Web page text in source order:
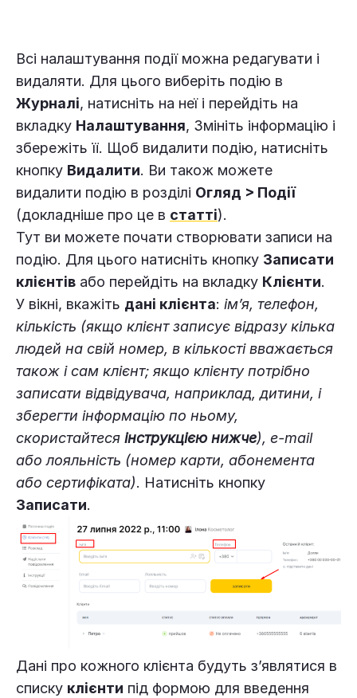
Всі налаштування події можна редагувати і
видаляти. Для цього виберіть подію в
Журналі, натисніть на неї і перейдіть на
вкладку Налаштування, Змініть інформацію і
збережіть її. Щоб видалити подію, натисніть
кнопку Видалити. Ви також можете
видалити подію в розділі Огляд > Події
(докладніше про це в статті).
Тут ви можете почати створювати записи на
подію. Для цього натисніть кнопку Записати
клієнтів або перейдіть на вкладку Клієнти.
У вікні, вкажіть дані клієнта: ім’я, телефон,
кількість (якщо клієнт записує відразу кілька
людей на свій номер, в кількості вважається
також і сам клієнт; якщо клієнту потрібно
записати відвідувача, наприклад, дитини, і
зберегти інформацію по ньому,
скористайтеся інструкцією нижче), e-mail
або лояльність (номер карти, абонемента
або сертифіката). Натисніть кнопку
Записати.
Дані про кожного клієнта будуть з’являтися в
списку клієнти під формою для введення